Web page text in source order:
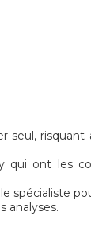
seul,
qui ont les
spécialiste
analyses.